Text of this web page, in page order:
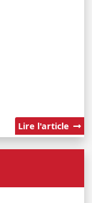
Lire l'article